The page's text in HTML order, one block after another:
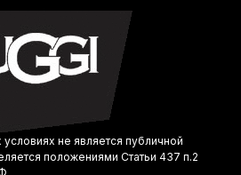
не является публичной
положениями Статьи 437 п.2